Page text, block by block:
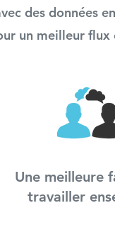
des données
un meilleur flux
Une meilleure
travailler